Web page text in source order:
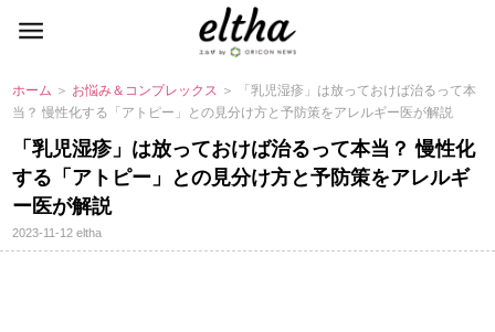
ホーム ＞ お悩み＆コンプレックス ＞ 「乳児湿疹」は放っておけば治るって本
当？ 慢性化する「アトピー」との見分け方と予防策をアレルギー医が解説
「乳児湿疹」は放っておけば治るって本当？ 慢性化
する「アトピー」との見分け方と予防策をアレルギ
ー医が解説
2023-11-12eltha